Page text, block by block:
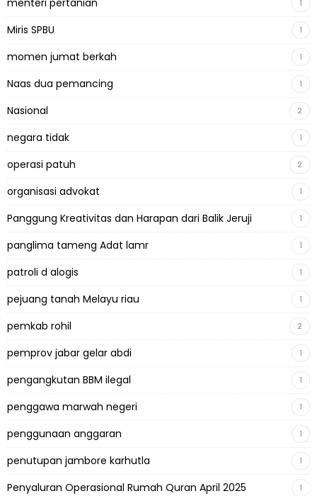
menteri pertanian 1
Miris SPBU 1
momen jumat berkah 1
Naas dua pemancing 1
Nasional 2
negara tidak 1
operasi patuh 2
organisasi advokat 1
Panggung Kreativitas dan Harapan dari Balik Jeruji 1
panglima tameng Adat lamr 1
patroli d alogis 1
pejuang tanah Melayu riau 1
pemkab rohil 2
pemprov jabar gelar abdi 1
pengangkutan BBM ilegal 1
penggawa marwah negeri 1
penggunaan anggaran 1
penutupan jambore karhutla 1
Penyaluran Operasional Rumah Quran April 2025 1